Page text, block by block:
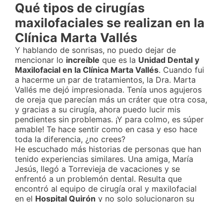
Qué tipos de cirugías
maxilofaciales se realizan en la
Clínica Marta Vallés
Y hablando de sonrisas, no puedo dejar de
mencionar lo increíble que es la Unidad Dental y
Maxilofacial en la Clínica Marta Vallés. Cuando fui
a hacerme un par de tratamientos, la Dra. Marta
Vallés me dejó impresionada. Tenía unos agujeros
de oreja que parecían más un cráter que otra cosa,
y gracias a su cirugía, ahora puedo lucir mis
pendientes sin problemas. ¡Y para colmo, es súper
amable! Te hace sentir como en casa y eso hace
toda la diferencia, ¿no crees?
He escuchado más historias de personas que han
tenido experiencias similares. Una amiga, María
Jesús, llegó a Torrevieja de vacaciones y se
enfrentó a un problemón dental. Resulta que
encontró al equipo de cirugía oral y maxilofacial
en el Hospital Quirón y no solo solucionaron su